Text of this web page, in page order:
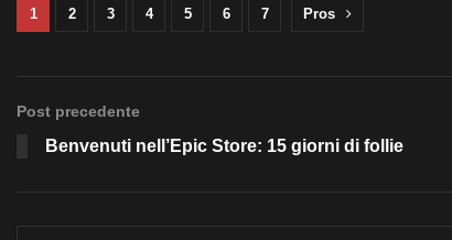
1 2 3 4 5 6 7 Pros
Post precedente
Benvenuti nell’Epic Store: 15 giorni di follie